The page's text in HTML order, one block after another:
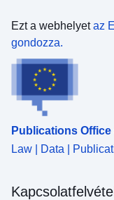
Ezt a webhelyetaz
gondozza.
Publications
Law | Data |
Kapcsolatfelvétel